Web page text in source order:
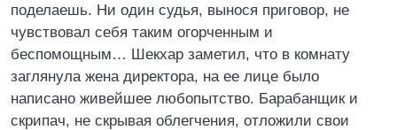
поделаешь. Ни один судья, вынося приговор, не
чувствовал себя таким огорченным и
беспомощным… Шекхар заметил, что в комнату
заглянула жена директора, на ее лице было
написано живейшее любопытство. Барабанщик и
скрипач, не скрывая облегчения, отложили свои